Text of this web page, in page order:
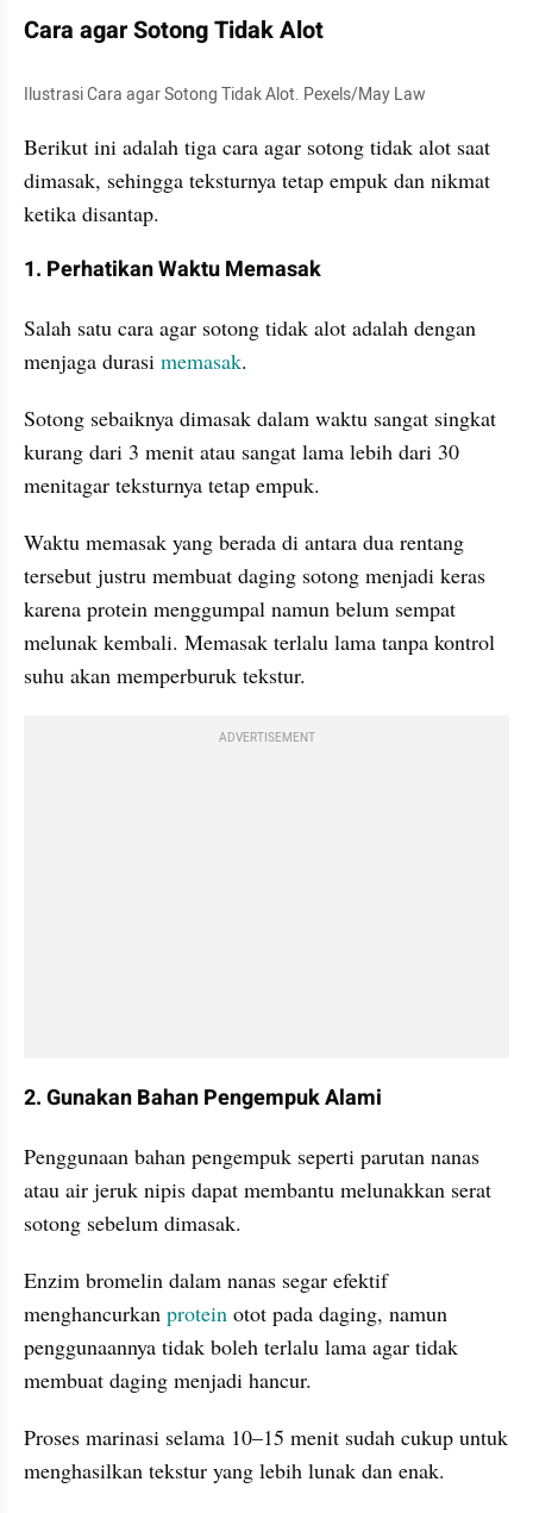
Cara agar Sotong Tidak Alot
Ilustrasi Cara agar Sotong Tidak Alot. Pexels/May Law
Berikut ini adalah tiga cara agar sotong tidak alot saat
dimasak, sehingga teksturnya tetap empuk dan nikmat
ketika disantap.
1. Perhatikan Waktu Memasak
Salah satu cara agar sotong tidak alot adalah dengan
menjaga durasi memasak.
Sotong sebaiknya dimasak dalam waktu sangat singkat
kurang dari 3 menit atau sangat lama lebih dari 30
menitagar teksturnya tetap empuk.
Waktu memasak yang berada di antara dua rentang
tersebut justru membuat daging sotong menjadi keras
karena protein menggumpal namun belum sempat
melunak kembali. Memasak terlalu lama tanpa kontrol
suhu akan memperburuk tekstur.
ADVERTISEMENT
2. Gunakan Bahan Pengempuk Alami
Penggunaan bahan pengempuk seperti parutan nanas
atau air jeruk nipis dapat membantu melunakkan serat
sotong sebelum dimasak.
Enzim bromelin dalam nanas segar efektif
menghancurkan protein otot pada daging, namun
penggunaannya tidak boleh terlalu lama agar tidak
membuat daging menjadi hancur.
Proses marinasi selama 10–15 menit sudah cukup untuk
menghasilkan tekstur yang lebih lunak dan enak.